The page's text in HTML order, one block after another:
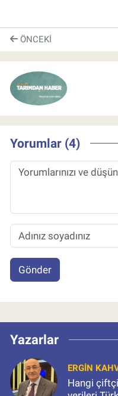
ÖNCEKI
Yorumlar (4)
Gönder
Yazarlar
ERGIN
Hangi